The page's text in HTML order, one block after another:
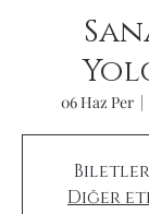
06 Haz Per
  |
Biletler
Diğer